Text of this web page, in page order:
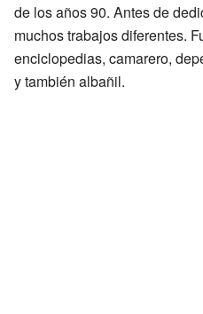
de los años 90. Antes de
muchos trabajos diferentes.
enciclopedias, camarero,
y también albañil.